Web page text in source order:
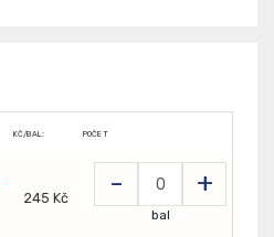
KČ/BAL: POČET
245 Kč - +
bal